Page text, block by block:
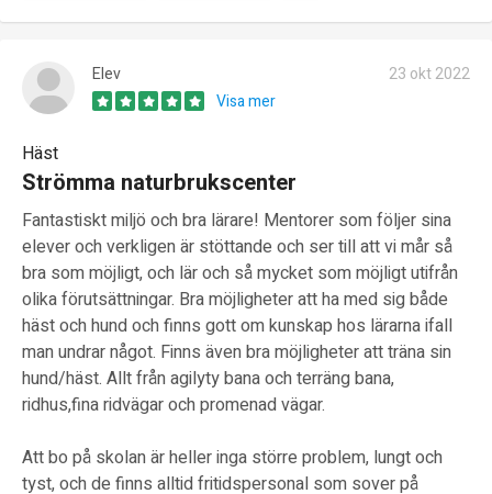
Elev
23 okt 2022
Visa mer
Häst
Strömma naturbrukscenter
Fantastiskt miljö och bra lärare! Mentorer som följer sina
elever och verkligen är stöttande och ser till att vi mår så
bra som möjligt, och lär och så mycket som möjligt utifrån
olika förutsättningar. Bra möjligheter att ha med sig både
häst och hund och finns gott om kunskap hos lärarna ifall
man undrar något. Finns även bra möjligheter att träna sin
hund/häst. Allt från agilyty bana och terräng bana,
ridhus,fina ridvägar och promenad vägar.
Att bo på skolan är heller inga större problem, lungt och
tyst, och de finns alltid fritidspersonal som sover på